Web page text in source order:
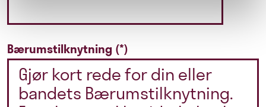
Bærumstilknytning